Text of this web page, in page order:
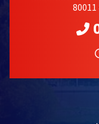
80011